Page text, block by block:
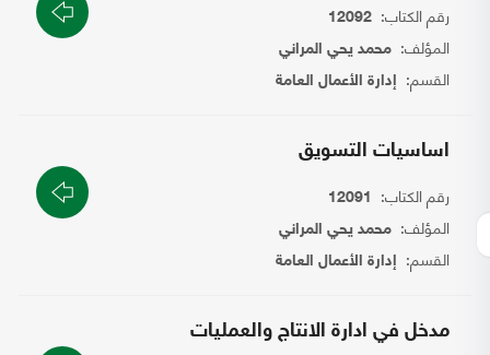
رقم الكتاب: 12092
المؤلف: محمد يحي المراني
القسم: إدارة الأعمال العامة
اساسيات التسويق
رقم الكتاب: 12091
المؤلف: محمد يحي المراني
القسم: إدارة الأعمال العامة
مدخل في ادارة الانتاج والعمليات